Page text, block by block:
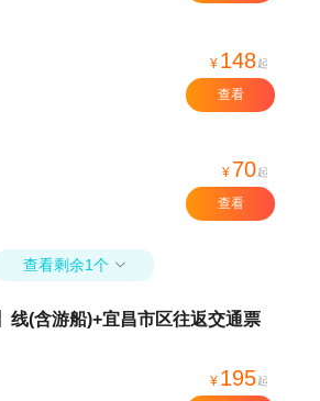
¥ 148起
查看
¥ 70起
查看
查看剩余1个 
线(含游船)+宜昌市区往返交通票
¥ 195起